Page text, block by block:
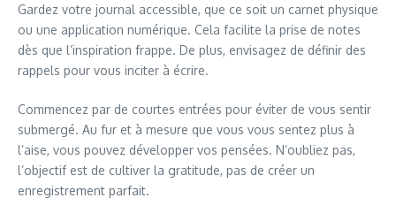
Gardez votre journal accessible, que ce soit un carnet physique
ou une application numérique. Cela facilite la prise de notes
dès que l’inspiration frappe. De plus, envisagez de définir des
rappels pour vous inciter à écrire.
Commencez par de courtes entrées pour éviter de vous sentir
submergé. Au fur et à mesure que vous vous sentez plus à
l’aise, vous pouvez développer vos pensées. N’oubliez pas,
l’objectif est de cultiver la gratitude, pas de créer un
enregistrement parfait.